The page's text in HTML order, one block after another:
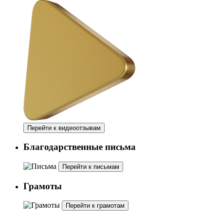
Перейти к видеоотзывам
Благодарственные письма
Перейти к письмам
Грамоты
Перейти к грамотам